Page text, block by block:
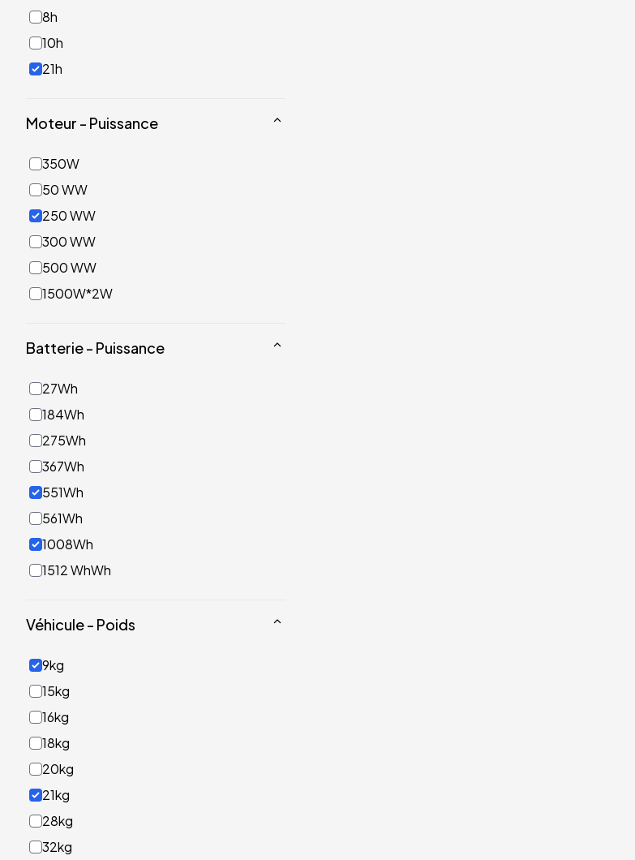
8h
10h
21h
Moteur - Puissance
350W
50 WW
250 WW
300 WW
500 WW
1500W*2W
Batterie - Puissance
27Wh
184Wh
275Wh
367Wh
551Wh
561Wh
1008Wh
1512 WhWh
Véhicule - Poids
9kg
15kg
16kg
18kg
20kg
21kg
28kg
32kg